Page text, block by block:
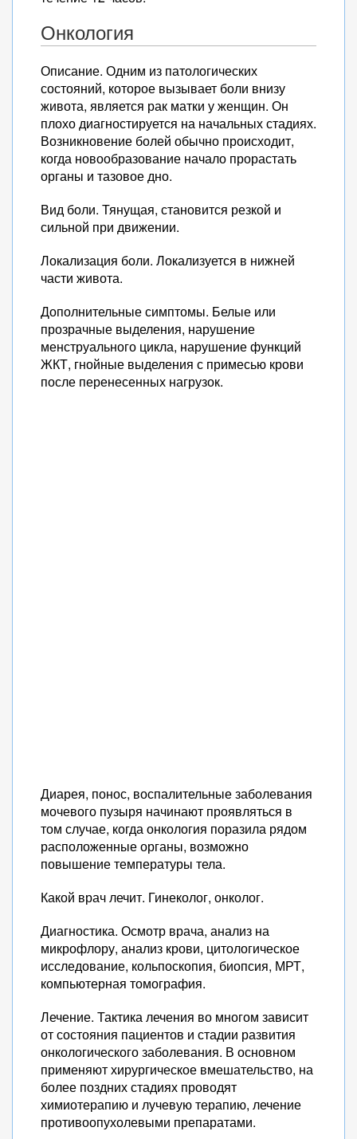
Онкология
Описание. Одним из патологических
состояний, которое вызывает боли внизу
живота, является рак матки у женщин. Он
плохо диагностируется на начальных стадиях.
Возникновение болей обычно происходит,
когда новообразование начало прорастать
органы и тазовое дно.
Вид боли. Тянущая, становится резкой и
сильной при движении.
Локализация боли. Локализуется в нижней
части живота.
Дополнительные симптомы. Белые или
прозрачные выделения, нарушение
менструального цикла, нарушение функций
ЖКТ, гнойные выделения с примесью крови
после перенесенных нагрузок.
Диарея, понос, воспалительные заболевания
мочевого пузыря начинают проявляться в
том случае, когда онкология поразила рядом
расположенные органы, возможно
повышение температуры тела.
Какой врач лечит. Гинеколог, онколог.
Диагностика. Осмотр врача, анализ на
микрофлору, анализ крови, цитологическое
исследование, кольпоскопия, биопсия, МРТ,
компьютерная томография.
Лечение. Тактика лечения во многом зависит
от состояния пациентов и стадии развития
онкологического заболевания. В основном
применяют хирургическое вмешательство, на
более поздних стадиях проводят
химиотерапию и лучевую терапию, лечение
противоопухолевыми препаратами.